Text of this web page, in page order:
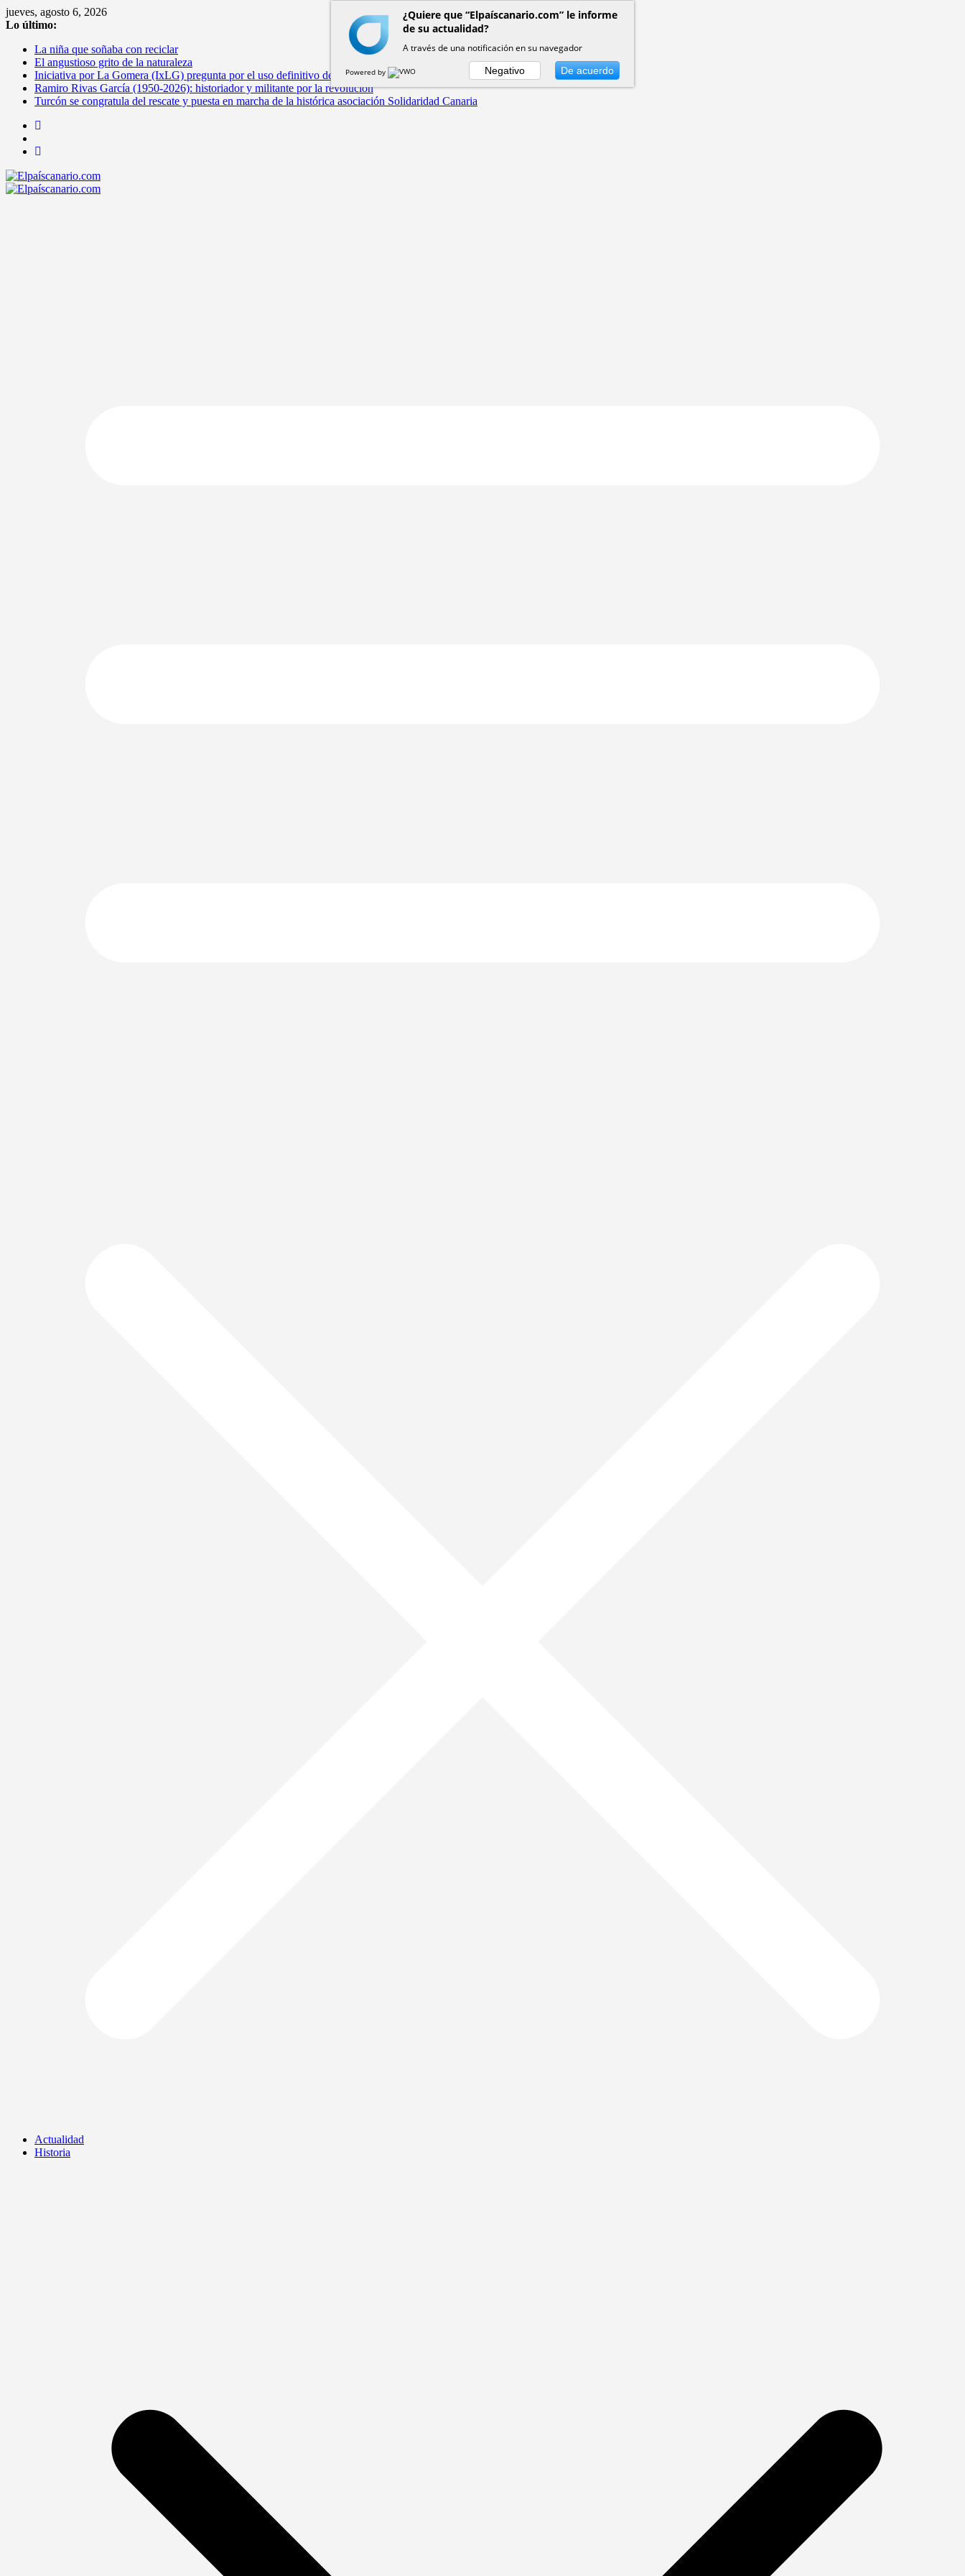
Saltar
al
jueves, agosto 6, 2026
Lo último:
La niña que soñaba con reciclar
El angustioso grito de la naturaleza
Iniciativa por La Gomera (IxLG) pregunta por el uso definitivo de la Real Casa de la Aduana
Ramiro Rivas García (1950-2026): historiador y militante por la revolución
Turcón se congratula del rescate y puesta en marcha de la histórica asociación Solidaridad Canaria
Actualidad
Historia
¿Quiere que “Elpaíscanario.com” le informe
de su actualidad?
A través de una notificación en su navegador
Powered by Negativo De acuerdo